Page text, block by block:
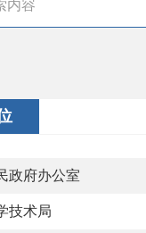
政府办公室
技术局